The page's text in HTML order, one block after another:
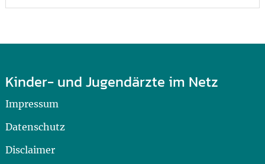
Kinder- und Jugendärzte im Netz
Impressum
Datenschutz
Disclaimer